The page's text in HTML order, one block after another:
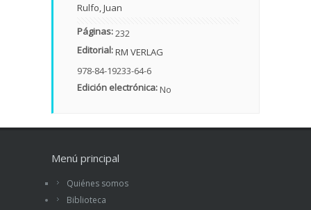
Rulfo, Juan
Páginas:232
Editorial:RM VERLAG
978-84-19233-64-6
Edición electrónica:No
Menú principal
Quiénes somos
Biblioteca